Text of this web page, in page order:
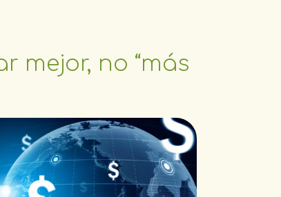
mejor, no “más